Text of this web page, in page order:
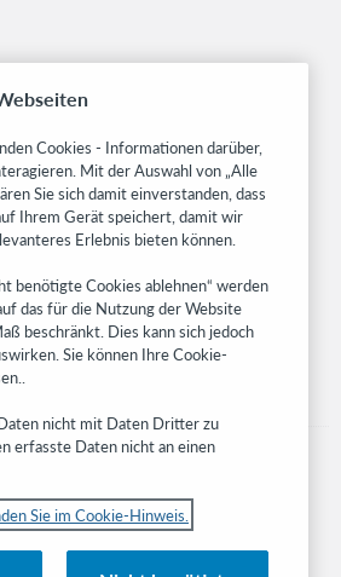
research, events, and much more—
Cookies - Informationen darüber,
Mit der Auswahl von „Alle
Sie sich damit einverstanden, dass
Ihrem Gerät speichert, damit wir
Erlebnis bieten können.
benötigte Cookies ablehnen“ werden
das für die Nutzung der Website
beschränkt. Dies kann sich jedoch
Sie können Ihre Cookie-
nicht mit Daten Dritter zu
erfasste Daten nicht an einen
Sie im Cookie-Hinweis.